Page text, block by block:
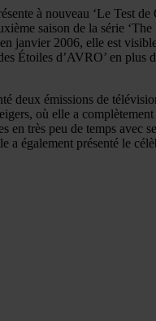
à nouveau ‘Le Test de
saison de la série
janvier 2006, elle est
Étoiles d’AVRO’ en plus
deux émissions de
où elle a
en très peu de temps avec
a également présenté le